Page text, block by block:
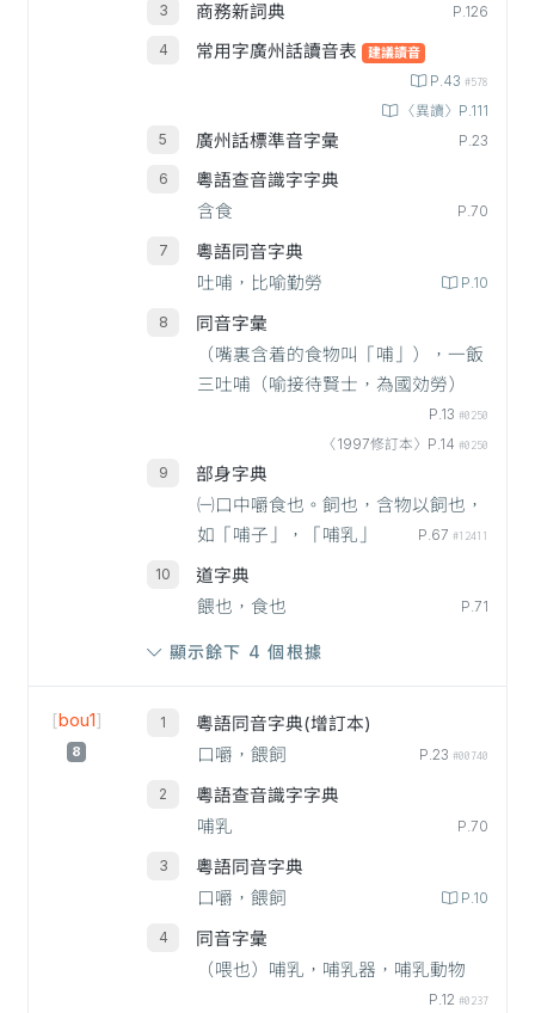
商務新詞典 P.126
常用字廣州話讀音表 建議讀音
P.43 #578
〈異讀〉P.111
廣州話標準音字彙 P.23
粵語查音識字字典
含食
P.70
粵語同音字典
吐哺，比喻勤勞
P.10
同音字彙
（嘴裏含着的食物叫「哺」），一飯
三吐哺（喻接待賢士，為國効勞）
P.13 #0250
〈1997修訂本〉P.14 #0250
部身字典
㈠口中嚼食也。飼也，含物以飼也，
如「哺子」，「哺乳」
P.67 #12411
道字典
餵也，食也
P.71
顯示餘下 4 個根據
[bou1]
8
粵語同音字典(增訂本)
口嚼，餵飼
P.23 #00740
粵語查音識字字典
哺乳
P.70
粵語同音字典
口嚼，餵飼
P.10
同音字彙
（喂也）哺乳，哺乳器，哺乳動物
P.12 #0237